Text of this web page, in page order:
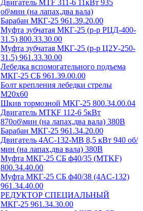
Двигатель MTF 311-6 11кВт 935
об\мин (на лапах,два вала)
Барабан МКГ-25 961.39.20.00
Муфта зубчатая МКГ-25 (р-р РЦД-400-
31.5) 800.33.30.00
Муфта зубчатая МКГ-25 (р-р Ц2У-250-
31.5) 961.33.30.00
Лебедка вспомогательного подъема
МКГ-25 СБ 961.39.00.00
Болт крепления лебедки стрелы
М20х60
Шкив тормозной МКГ-25 800.34.00.04
Двигатель MTКF 112-6 5кВт
870об\мин (на лапах,два вала) 380В
Барабан МКГ-25 961.34.20.00
Двигатель 4АС-132-МВ 8,5 кВт 940 об/
мин (на лапах,два вала) 380В
Муфта МКГ-25 СБ ф40/35 (MTKF)
800.34.40.00
Муфта МКГ-25 СБ ф40/38 (4AC-132)
961.34.40.00
РЕДУКТОР СПЕЦИАЛЬНЫЙ
МКГ-25 961.34.30.00